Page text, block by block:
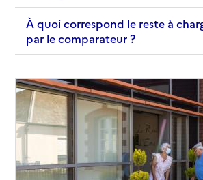
À quoi correspond le reste à
par le comparateur ?